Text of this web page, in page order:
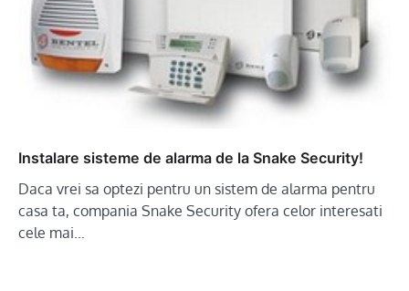
Instalare sisteme de alarma de la Snake Security!
Daca vrei sa optezi pentru un sistem de alarma pentru
casa ta, compania Snake Security ofera celor interesati
cele mai…